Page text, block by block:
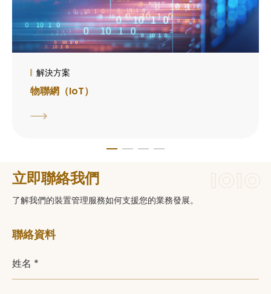
解決方案
物聯網（IoT）
立即聯絡我們
了解我們的裝置管理服務如何支援您的業務發展。
聯絡資料
姓名 *